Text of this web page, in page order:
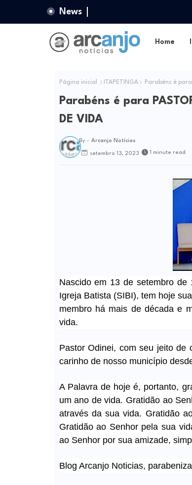
News
Home
Página inicial ITAPETINGA Parabéns é para
Parabéns é para
DE VIDA
By - Arcanjo Notícias
setembro 13, 2023 1 minute read
Nascido em 13 de setembro
Igreja Batista (SIBI), tem hoje
membro há mais de década e
vida.
Pastor Odinei, com seu jeito de
carinho de nosso município
A Palavra de hoje é, portanto,
um ano de vida. Gratidão ao
através da sua vida. Gratidão
Gratidão ao Senhor pela sua
ao Senhor por sua amizade,
Blog Arcanjo Noticias,